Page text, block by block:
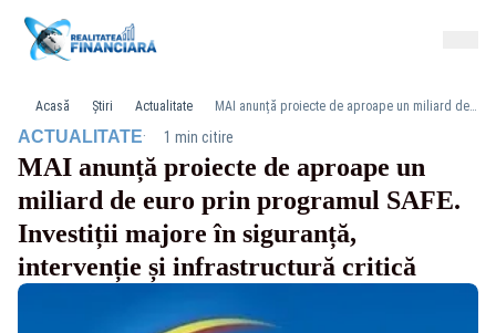
Acasă Știri Actualitate MAI anunță proiecte de aproape un miliard de euro prin programul SAFE. Investiții majore în siguranță, intervenție și infrastructură critică
ACTUALITATE· 1 min citire
MAI anunță proiecte de aproape un
miliard de euro prin programul SAFE.
Investiții majore în siguranță,
intervenție și infrastructură critică